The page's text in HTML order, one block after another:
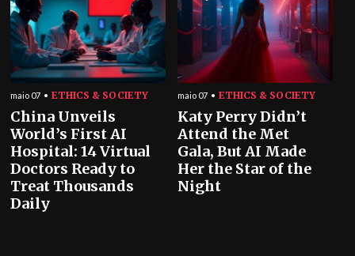
maio 07 ETHICS & SOCIETY
China Unveils
World’s First AI
Hospital: 14 Virtual
Doctors Ready to
Treat Thousands
Daily
maio 07 ETHICS & SOCIETY
Katy Perry Didn’t
Attend the Met
Gala, But AI Made
Her the Star of the
Night